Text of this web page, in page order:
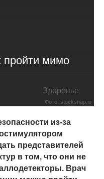
пройти мимо
Здоровье
Фото: stocksnap.io
из-за
представителей
в том, что они не
Врач